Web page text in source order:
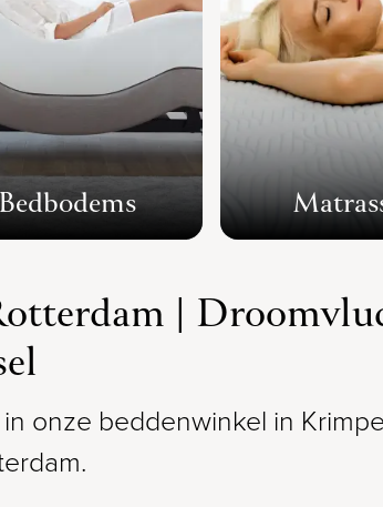
|
onze beddenwinkel in